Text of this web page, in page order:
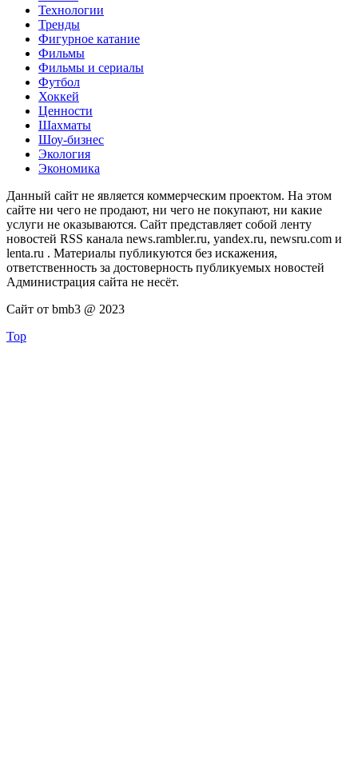
Технологии
Тренды
Фигурное катание
Фильмы
Фильмы и сериалы
Футбол
Хоккей
Ценности
Шахматы
Шоу-бизнес
Экология
Экономика
Данный сайт не является коммерческим проектом. На этом
сайте ни чего не продают, ни чего не покупают, ни какие
услуги не оказываются. Сайт представляет собой ленту
новостей RSS канала news.rambler.ru, yandex.ru, newsru.com и
lenta.ru . Материалы публикуются без искажения,
ответственность за достоверность публикуемых новостей
Администрация сайта не несёт.
Сайт от bmb3 @ 2023
Top